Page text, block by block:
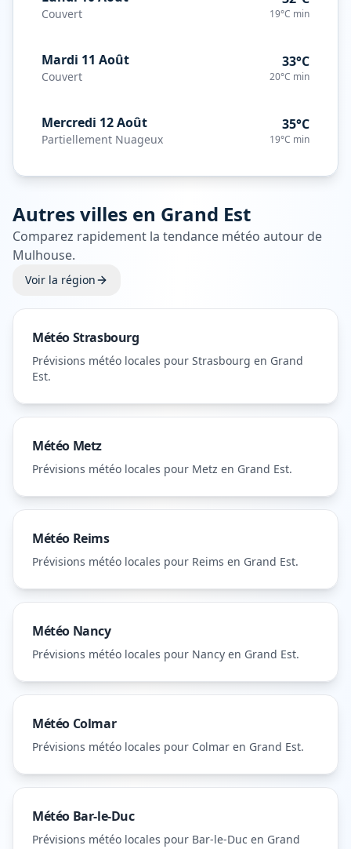
Couvert 19°C min
Mardi 11 Août
Couvert
33°C
20°C min
Mercredi 12 Août
Partiellement Nuageux
35°C
19°C min
Autres villes en Grand Est
Comparez rapidement la tendance météo autour de
Mulhouse.
Voir la région
MétéoStrasbourg
Prévisions météo locales pour Strasbourg en Grand
Est.
Météo Metz
Prévisions météo locales pour Metz en Grand Est.
Météo Reims
Prévisions météo locales pour Reims en Grand Est.
Météo Nancy
Prévisions météo locales pour Nancy en Grand Est.
Météo Colmar
Prévisions météo locales pour Colmar en Grand Est.
Météo Bar-le-Duc
Prévisions météo locales pour Bar-le-Duc en Grand